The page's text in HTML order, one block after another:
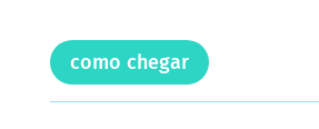
como chegar